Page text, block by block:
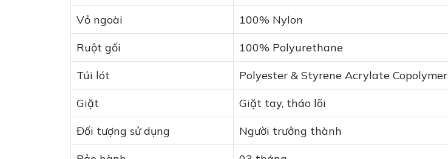
Vỏ ngoài
100% Nylon
Ruột gối
100% Polyurethane
Túi lót
Polyester & Styrene Acrylate Copolymer
Giặt
Giặt tay, tháo lõi
Đối tượng sử dụng
Người trưởng thành